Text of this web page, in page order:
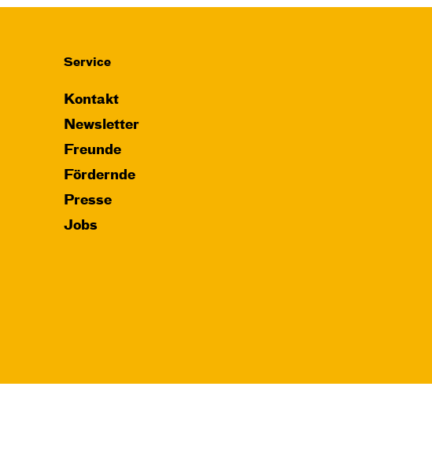
Service
Kontakt
Newsletter
Freunde
Fördernde
Presse
Jobs